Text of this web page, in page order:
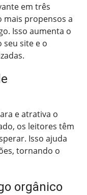
em três
mais propensos a
Isso aumenta o
site e o
e atrativa o
os leitores têm
Isso ajuda
tornando o
orgânico